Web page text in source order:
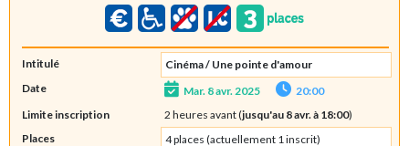
Intitulé
Cinéma / Une pointe d'amour
Date
Mar. 8 avr. 2025
20:00
Limite inscription
2 heures avant (jusqu'au 8 avr. à 18:00)
Places
4 places (actuellement 1 inscrit)